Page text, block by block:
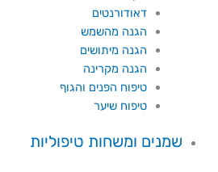
דאודורנטים
הגנה מהשמש
הגנה מיתושים
הגנה מקרינה
טיפוח הפנים והגוף
טיפוח שיער
שמנים ומשחות טיפוליות